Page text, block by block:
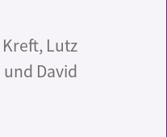
Lutz
David